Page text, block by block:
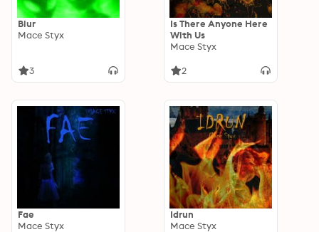
Blur
Mace Styx
3
Is There Anyone Here
With Us
Mace Styx
2
Fae
Mace Styx
Idrun
Mace Styx